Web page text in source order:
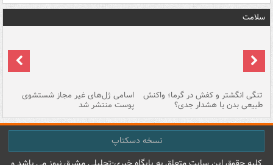
سلامت
تنگی انگشتر و کفش در گرما؛ واکنش
طبیعی بدن یا هشدار جدی؟
اسامی ژل‌های غیر مجاز شستشوی
پوست منتشر شد
نسخه دسکتاپ